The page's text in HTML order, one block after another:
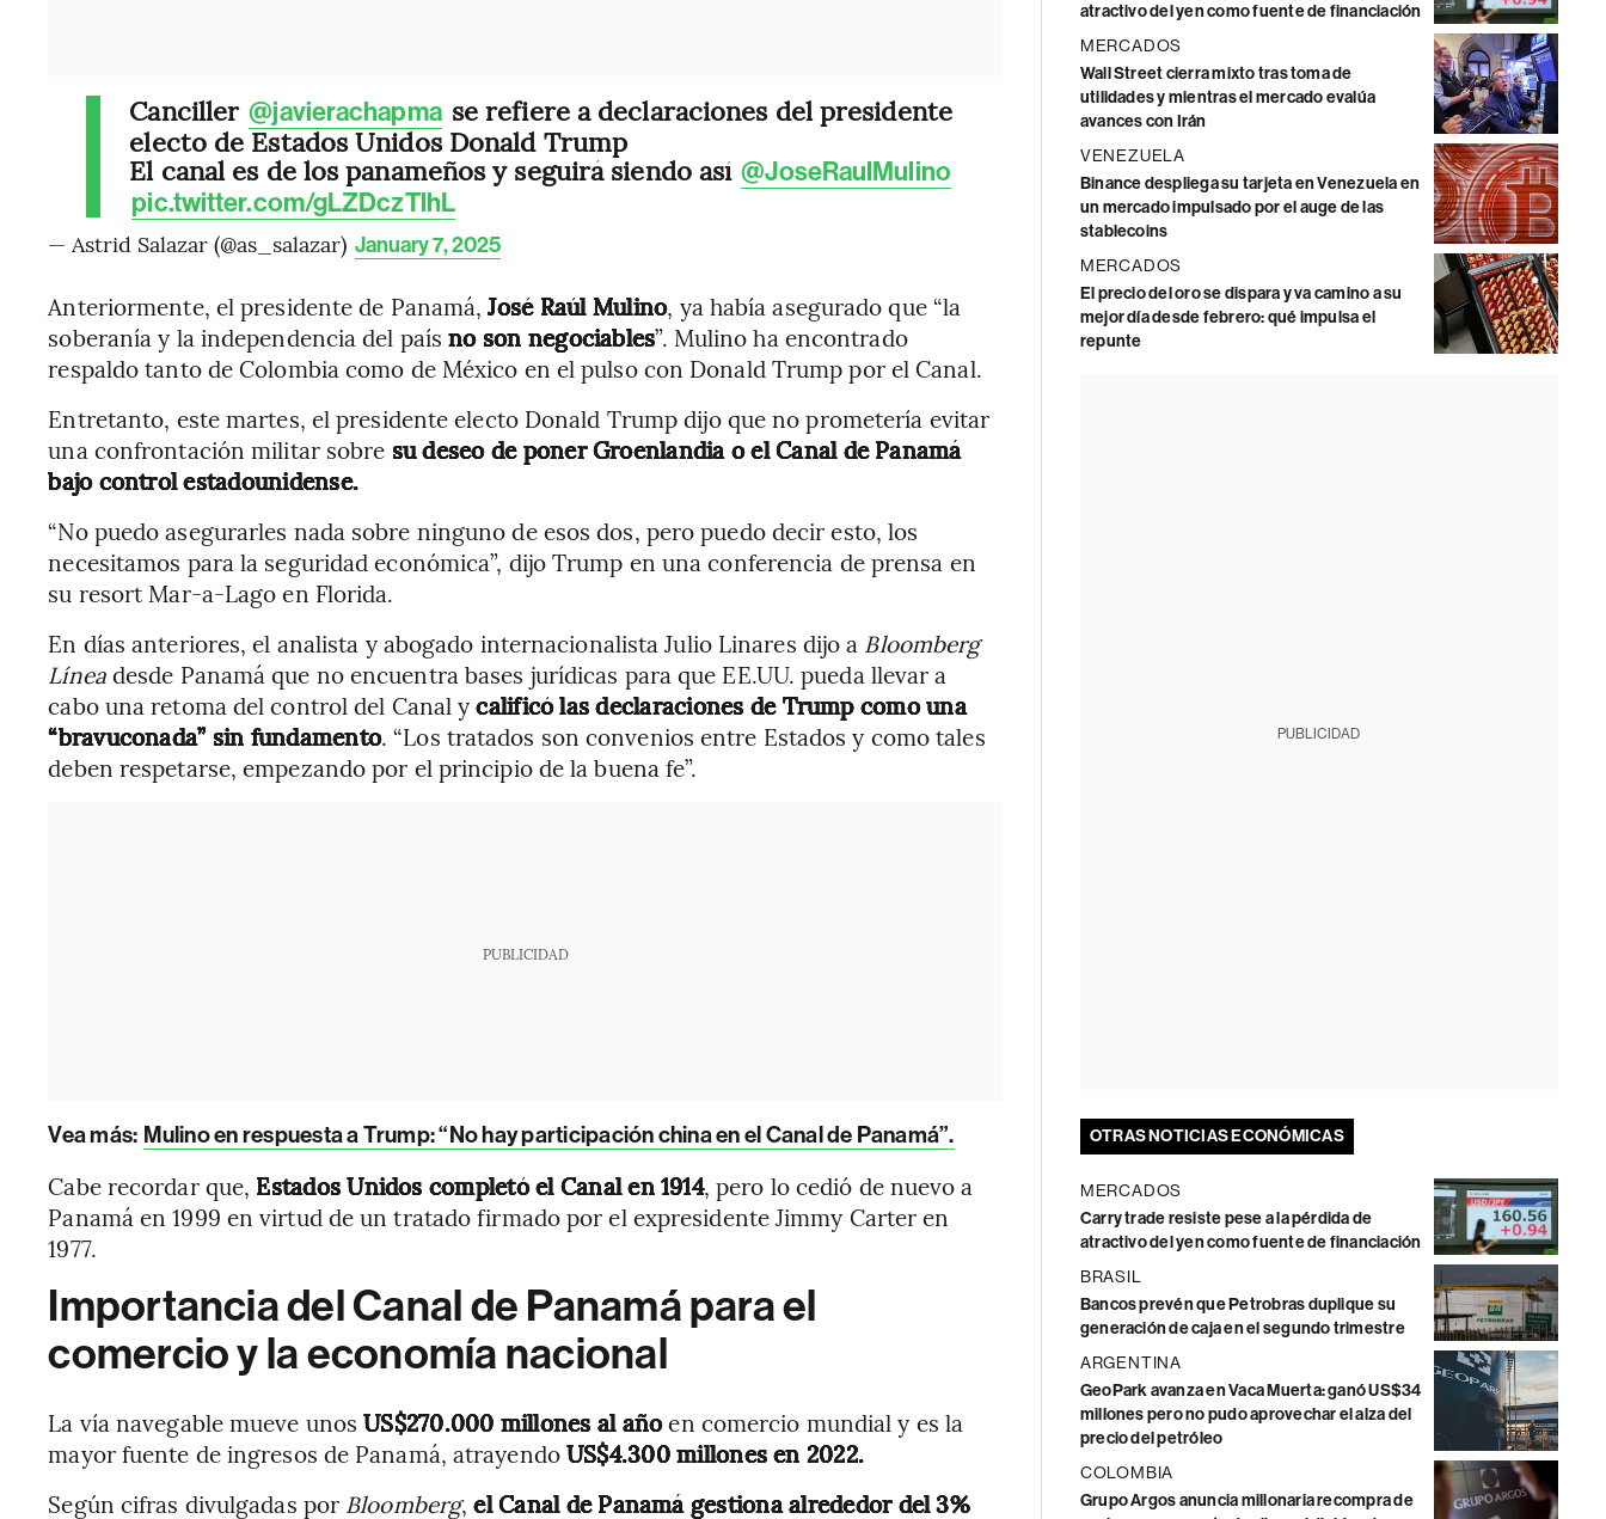
Canciller @javierachapma se refiere a declaraciones del presidente
electo de Estados Unidos Donald Trump
El canal es de los panameños y seguirá siendo así @JoseRaulMulino
pic.twitter.com/gLZDczTlhL
— Astrid Salazar (@as_salazar) January 7, 2025
Anteriormente, el presidente de Panamá, José Raúl Mulino, ya había asegurado que “la
soberanía y la independencia del paísno son negociables”. Mulino ha encontrado
respaldo tanto de Colombia como de México en el pulso con Donald Trump por el Canal.
Entretanto, este martes, el presidente electo Donald Trump dijo que no prometería evitar
una confrontación militar sobre su deseo de poner Groenlandia o el Canal de Panamá
bajo control estadounidense.
“No puedo asegurarles nada sobre ninguno de esos dos, pero puedo decir esto, los
necesitamos para la seguridad económica”, dijo Trump en una conferencia de prensa en
su resort Mar-a-Lago en Florida.
En días anteriores, el analista y abogado internacionalista Julio Linares dijo a Bloomberg
Líneadesde Panamá que no encuentra bases jurídicas para que EE.UU. pueda llevar a
cabo una retoma del control del Canal ycalificó las declaraciones de Trump como una
“bravuconada” sin fundamento. “Los tratados son convenios entre Estados y como tales
deben respetarse, empezando por el principio de la buena fe”.
PUBLICIDAD
Vea más: Mulino en respuesta a Trump: “No hay participación china en el Canal de Panamá”.
Cabe recordar que, Estados Unidos completó el Canal en 1914, pero lo cedió de nuevo a
Panamá en 1999 en virtud de un tratado firmado por el expresidente Jimmy Carter en
1977.
Importancia del Canal de Panamá para el
comercio y la economía nacional
La vía navegable mueve unosUS$270.000 millones al añoen comercio mundial y es la
mayor fuente de ingresos de Panamá, atrayendoUS$4.300 millones en 2022.
Según cifras divulgadas por Bloomberg, el Canal de Panamá gestiona alrededor del 3%
atractivo del yen como fuente de financiación
MERCADOS
Wall Street cierra mixto tras toma de
utilidades y mientras el mercado evalúa
avances con Irán
VENEZUELA
Binance despliega su tarjeta en Venezuela en
un mercado impulsado por el auge de las
stablecoins
MERCADOS
El precio del oro se dispara y va camino a su
mejor día desde febrero: qué impulsa el
repunte
PUBLICIDAD
OTRAS NOTICIAS ECONÓMICAS
MERCADOS
Carry trade resiste pese a la pérdida de
atractivo del yen como fuente de financiación
BRASIL
Bancos prevén que Petrobras duplique su
generación de caja en el segundo trimestre
ARGENTINA
GeoPark avanza en Vaca Muerta: ganó US$34
millones pero no pudo aprovechar el alza del
precio del petróleo
COLOMBIA
Grupo Argos anuncia millonaria recompra de